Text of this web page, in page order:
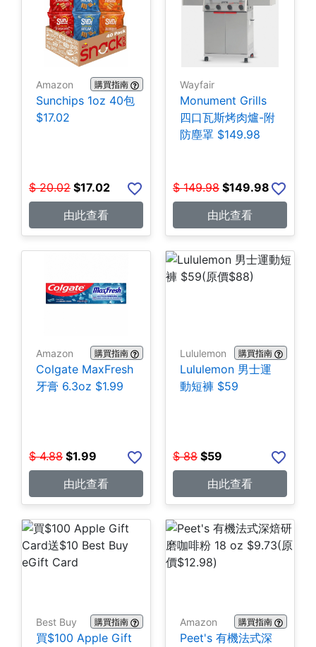
Amazon 購買指南
Sunchips 1oz 40包
$17.02
$ 20.02 $17.02
由此查看
Wayfair
Monument Grills
四口瓦斯烤肉爐-附
防塵罩 $149.98
$ 149.98 $149.98
由此查看
Amazon 購買指南
Colgate MaxFresh
牙膏 6.3oz $1.99
$ 4.88 $1.99
由此查看
Lululemon 購買指南
Lululemon 男士運
動短褲 $59
$ 88 $59
由此查看
Best Buy 購買指南
買$100 Apple Gift
Amazon 購買指南
Peet's 有機法式深